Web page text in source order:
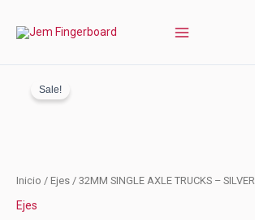
contenido
Sale!
Inicio / Ejes / 32MM SINGLE AXLE TRUCKS – SILVER
Ejes
El
El
32MM
AXLE
-
SILVER